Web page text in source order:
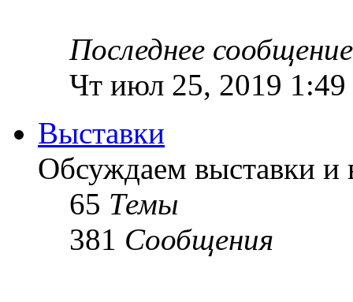
Последнее сообщение
Чт июл 25, 2019 1:49
Выставки
Обсуждаем выставки и
65 Темы
381 Сообщения